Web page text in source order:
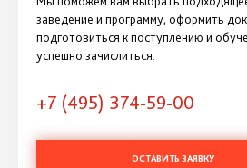
заведение и программу, оформить
подготовиться к поступлению и
успешно зачислиться.
+7 (495) 374-59-00
ОСТАВИТЬ ЗАЯВКУ